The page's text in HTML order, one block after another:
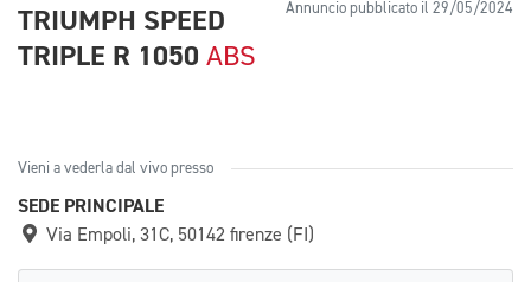
Annuncio pubblicato il 29/05/2024
TRIUMPH SPEED
TRIPLE R 1050 ABS
Vieni a vederla dal vivo presso
SEDE PRINCIPALE
Via Empoli, 31C, 50142 firenze (FI)